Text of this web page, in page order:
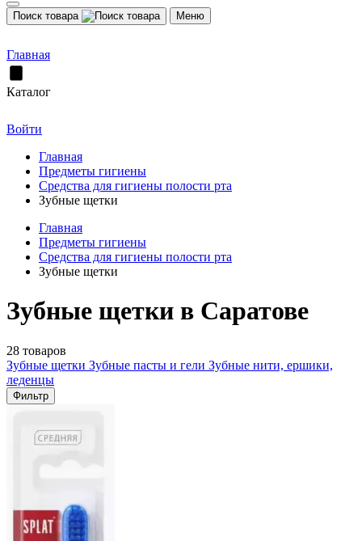
Поиск товара Меню
Главная
Каталог
Войти
Главная
Предметы гигиены
Средства для гигиены полости рта
Зубные щетки
Главная
Предметы гигиены
Средства для гигиены полости рта
Зубные щетки
Зубные щетки в Саратове
28 товаров
Зубные щетки Зубные пасты и гели Зубные нити, ершики,
леденцы
Фильтр